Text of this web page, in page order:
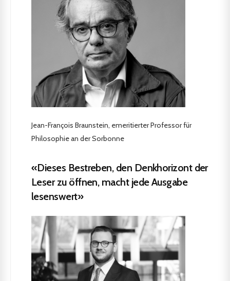
Jean-François Braunstein, emeritierter Professor für
Philosophie an der Sorbonne
«Dieses Bestreben, den Denkhorizont der
Leser zu öffnen, macht jede Ausgabe
lesenswert»